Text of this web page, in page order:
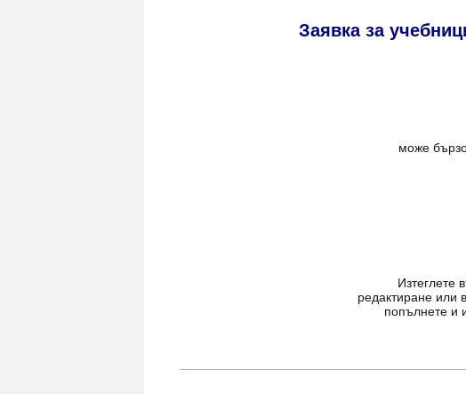
Заявка за
може
Изтеглете
редактиране или
попълнете и